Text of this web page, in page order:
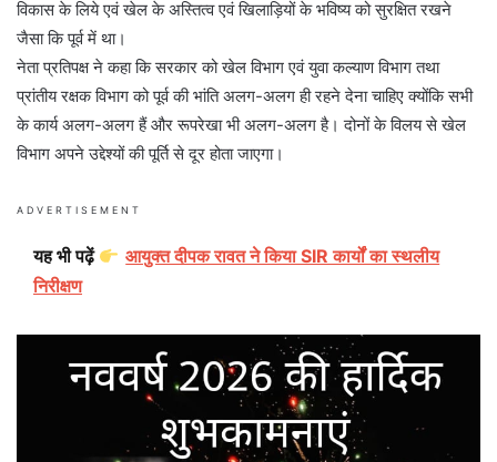
विकास के लिये एवं खेल के अस्तित्व एवं खिलाड़ियों के भविष्य को सुरक्षित रखने
जैसा कि पूर्व में था।
नेता प्रतिपक्ष ने कहा कि सरकार को खेल विभाग एवं युवा कल्याण विभाग तथा
प्रांतीय रक्षक विभाग को पूर्व की भांति अलग-अलग ही रहने देना चाहिए क्योंकि सभी
के कार्य अलग-अलग हैं और रूपरेखा भी अलग-अलग है। दोनों के विलय से खेल
विभाग अपने उद्देश्यों की पूर्ति से दूर होता जाएगा।
ADVERTISEMENT
यह भी पढ़ें
आयुक्त दीपक रावत ने किया SIR कार्यों का स्थलीय
निरीक्षण